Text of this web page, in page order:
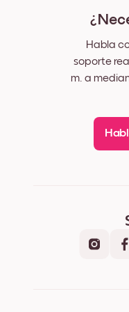
Habla
soporte
m. a